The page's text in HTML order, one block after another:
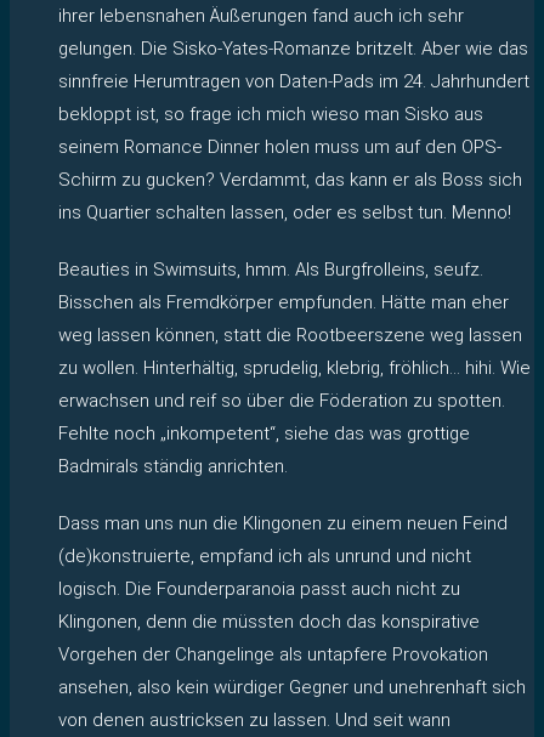
ihrer lebensnahen Äußerungen fand auch ich sehr
gelungen. Die Sisko-Yates-Romanze britzelt. Aber wie das
sinnfreie Herumtragen von Daten-Pads im 24. Jahrhundert
bekloppt ist, so frage ich mich wieso man Sisko aus
seinem Romance Dinner holen muss um auf den OPS-
Schirm zu gucken? Verdammt, das kann er als Boss sich
ins Quartier schalten lassen, oder es selbst tun. Menno!
Beauties in Swimsuits, hmm. Als Burgfrolleins, seufz.
Bisschen als Fremdkörper empfunden. Hätte man eher
weg lassen können, statt die Rootbeerszene weg lassen
zu wollen. Hinterhältig, sprudelig, klebrig, fröhlich… hihi. Wie
erwachsen und reif so über die Föderation zu spotten.
Fehlte noch „inkompetent“, siehe das was grottige
Badmirals ständig anrichten.
Dass man uns nun die Klingonen zu einem neuen Feind
(de)konstruierte, empfand ich als unrund und nicht
logisch. Die Founderparanoia passt auch nicht zu
Klingonen, denn die müssten doch das konspirative
Vorgehen der Changelinge als untapfere Provokation
ansehen, also kein würdiger Gegner und unehrenhaft sich
von denen austricksen zu lassen. Und seit wann